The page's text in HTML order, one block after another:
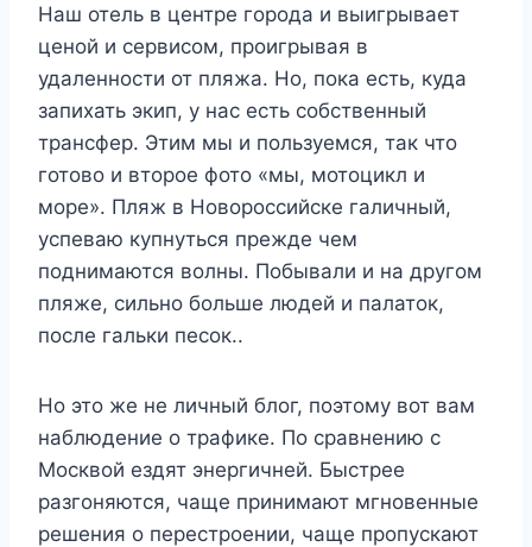
Наш отель в центре города и выигрывает
ценой и сервисом, проигрывая в
удаленности от пляжа. Но, пока есть, куда
запихать экип, у нас есть собственный
трансфер. Этим мы и пользуемся, так что
готово и второе фото «мы, мотоцикл и
море». Пляж в Новороссийске галичный,
успеваю купнуться прежде чем
поднимаются волны. Побывали и на другом
пляже, сильно больше людей и палаток,
после гальки песок..
Но это же не личный блог, поэтому вот вам
наблюдение о трафике. По сравнению с
Москвой ездят энергичней. Быстрее
разгоняются, чаще принимают мгновенные
решения о перестроении, чаще пропускают